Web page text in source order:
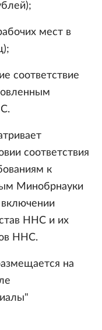
мест в
соответствие
соответствия
к
Минобрнауки
ННС и их
ННС.
на